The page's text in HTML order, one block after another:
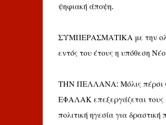
ψηφιακή άποψη.
ΣΥΜΠΕΡΑΣΜΑΤΙΚΑ με την
εντός του έτους η υπόθεση
ΤΗΝ ΠΕΛΛΑΝΑ: Μόλις πέρσι
ΕΦΑΛΑΚ επεξεργάζεται τους
πολιτική ηγεσία για